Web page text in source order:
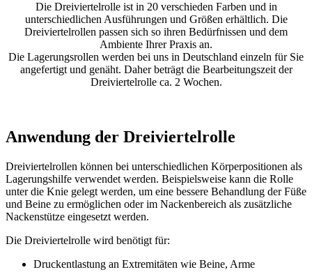
Die Dreiviertelrolle ist in 20 verschieden Farben und in
unterschiedlichen Ausführungen und Größen erhältlich. Die
Dreiviertelrollen passen sich so ihren Bedürfnissen und dem
Ambiente Ihrer Praxis an.
Die Lagerungsrollen werden bei uns in Deutschland einzeln für Sie
angefertigt und genäht. Daher beträgt die Bearbeitungszeit der
Dreiviertelrolle ca. 2 Wochen.
Anwendung der Dreiviertelrolle
Dreiviertelrollen können bei unterschiedlichen Körperpositionen als
Lagerungshilfe verwendet werden. Beispielsweise kann die Rolle
unter die Knie gelegt werden, um eine bessere Behandlung der Füße
und Beine zu ermöglichen oder im Nackenbereich als zusätzliche
Nackenstütze eingesetzt werden.
Die Dreiviertelrolle wird benötigt für:
Druckentlastung an Extremitäten wie Beine, Arme